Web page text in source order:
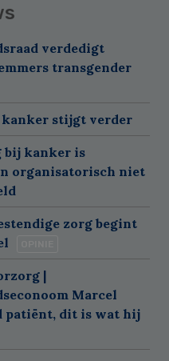
verdedigt
transgender
stijgt verder
bij kanker is
organisatorisch niet
zorg begint
|
Marcel
patiënt, dit is wat hij